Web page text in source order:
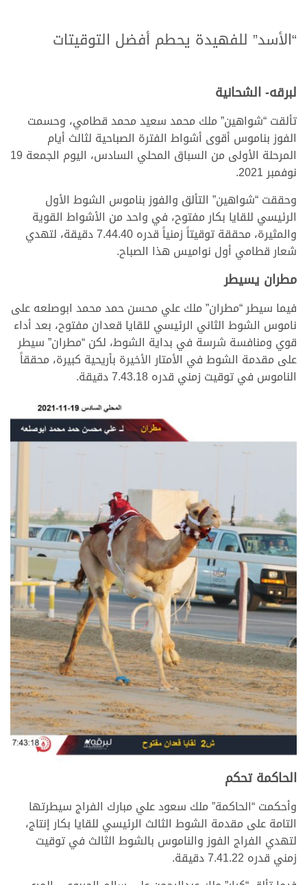
“الأسد” للفهيدة يحطم أفضل التوقيتات
لبرقه- الشحانية
تألقت “شواهين” ملك محمد سعيد محمد قطامي، وحسمت
الفوز بناموس أقوى أشواط الفترة الصباحية لثالث أيام
المرحلة الأولى من السباق المحلي السادس، اليوم الجمعة 19
نوفمبر 2021.
وحققت “شواهين” التألق والفوز بناموس الشوط الأول
الرئيسي للقايا بكار مفتوح، في واحد من الأشواط القوية
والمثيرة، محققة توقيتاً زمنياً قدره 7.44.40 دقيقة، لتهدي
شعار قطامي أول نواميس هذا الصباح.
مطران يسيطر
فيما سيطر “مطران” ملك علي محسن حمد محمد ابوصلعه على
ناموس الشوط الثاني الرئيسي للقايا قعدان مفتوح، بعد أداء
قوي ومنافسة شرسة في بداية الشوط، لكن “مطران” سيطر
على مقدمة الشوط في الأمتار الأخيرة بأريحية كبيرة، محققاً
الناموس في توقيت زمني قدره 7.43.18 دقيقة.
الحاكمة تحكم
وأحكمت “الحاكمة” ملك سعود علي مبارك الفراج سيطرتها
التامة على مقدمة الشوط الثالث الرئيسي للقايا بكار إنتاج،
لتهدي الفراج الفوز والناموس بالشوط الثالث في توقيت
زمني قدره 7.41.22 دقيقة.